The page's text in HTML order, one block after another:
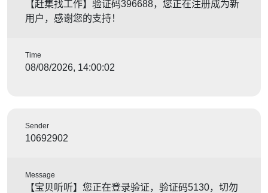
【赶集找工作】验证码396688，您正在注册成为新
用户，感谢您的支持！
Time
08/08/2026, 14:00:02
Sender
10692902
Message
【宝贝听听】您正在登录验证，验证码5130，切勿